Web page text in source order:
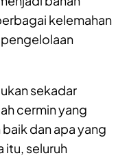
kelemahan
sekadar
cermin yang
dan apa yang
itu, seluruh